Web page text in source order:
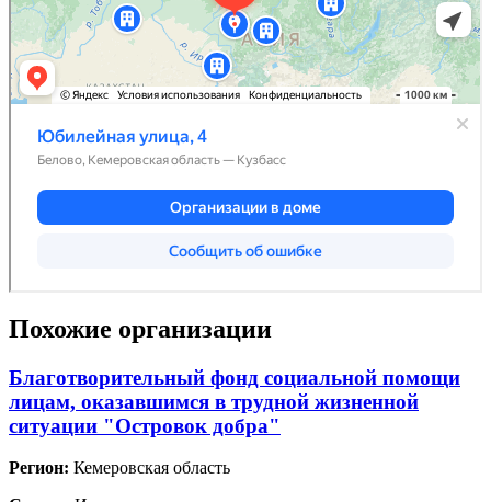
Похожие организации
Благотворительный фонд социальной помощи
лицам, оказавшимся в трудной жизненной
ситуации "Островок добра"
Регион: Кемеровская область